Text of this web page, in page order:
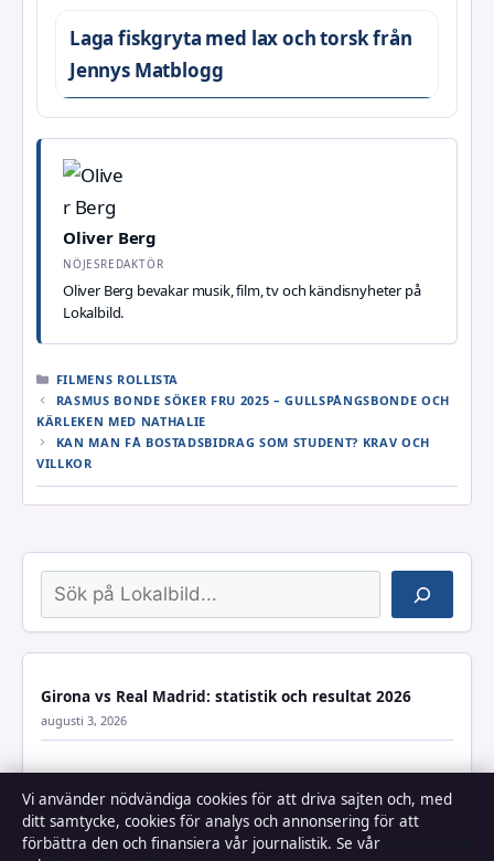
Laga fiskgryta med lax och torsk från
Jennys Matblogg
Oliver Berg
NÖJESREDAKTÖR
Oliver Berg bevakar musik, film, tv och kändisnyheter på
Lokalbild.
KATEGORIER
FILMENS ROLLISTA
RASMUS BONDE SÖKER FRU 2025 – GULLSPÅNGSBONDE OCH
KÄRLEKEN MED NATHALIE
KAN MAN FÅ BOSTADSBIDRAG SOM STUDENT? KRAV OCH
VILLKOR
Sök
Girona vs Real Madrid: statistik och resultat 2026
augusti 3, 2026
Michelin Pilot Sport 4S recension – värt pengarna
augusti 2, 2026
Vi använder nödvändiga cookies för att driva sajten och, med
ditt samtycke, cookies för analys och annonsering för att
förbättra den och finansiera vår journalistik. Se vår